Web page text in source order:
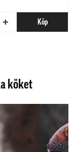
+ Köp
köket